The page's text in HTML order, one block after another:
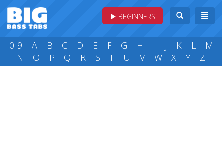
BEGINNERS
0-9 A B C D E F G H I J K L
M
N
O P Q R S T U V W X Y Z